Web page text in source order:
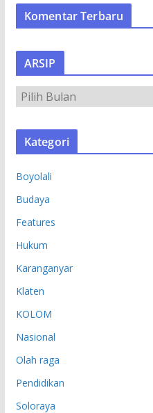
Komentar Terbaru
ARSIP
R
S
Kategori
Boyolali
Budaya
Features
Hukum
Karanganyar
Klaten
KOLOM
Nasional
Olah raga
Pendidikan
Soloraya